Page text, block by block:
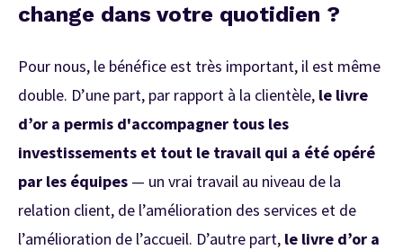
change dans votre quotidien ?
Pour nous, le bénéfice est très important, il est même
double. D’une part, par rapport à la clientèle, le livre
d’or a permis d'accompagner tous les
investissements et tout le travail qui a été opéré
par les équipes — un vrai travail au niveau de la
relation client, de l’amélioration des services et de
l’amélioration de l’accueil. D’autre part, le livre d’or a